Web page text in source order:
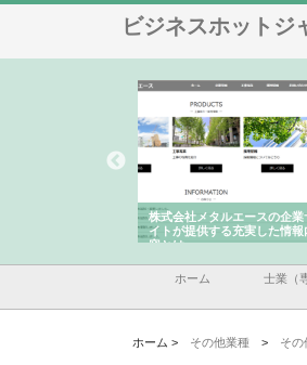
ビジネスホットジ
株式会社メタルエースの企業
イトが提供する充実した情報
容とは
ホーム 士業（
ホーム > その他業種 > その